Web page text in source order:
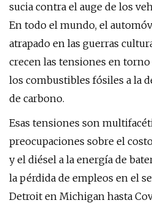
sucia contra el auge de los
En todo el mundo, el
atrapado en las guerras
crecen las tensiones en torno
los combustibles fósiles a la
de carbono.
Esas tensiones son
preocupaciones sobre el
y el diésel a la energía de
la pérdida de empleos en el
Detroit en Michigan hasta